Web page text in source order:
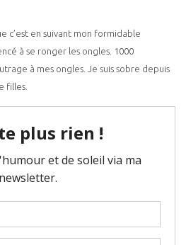
c’est en suivant mon formidable
à se ronger les ongles. 1000
à mes ongles. Je suis sobre depuis
filles.